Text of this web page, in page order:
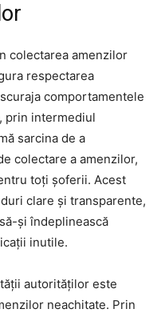
colectarea amenzilor
respectarea
comportamentele
prin intermediul
sarcina de a
colectare a amenzilor,
toți șoferii. Acest
clare și transparente,
și îndeplinească
inutile.
autorităților este
neachitate. Prin